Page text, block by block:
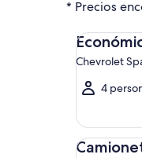
* Precios
Chevrolet
4
Económico
Camioneta